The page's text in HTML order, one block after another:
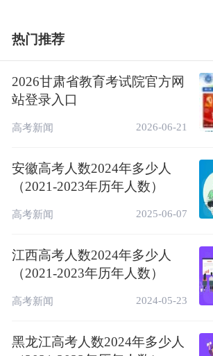
热门推荐
2026甘肃省教育考试院官方网
站登录入口
高考新闻 2026-06-21
安徽高考人数2024年多少人
（2021-2023年历年人数）
高考新闻 2025-06-07
江西高考人数2024年多少人
（2021-2023年历年人数）
高考新闻 2024-05-23
黑龙江高考人数2024年多少人